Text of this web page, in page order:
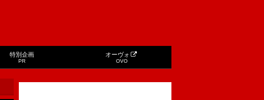
特別企画
PR
オーヴォ
OVO